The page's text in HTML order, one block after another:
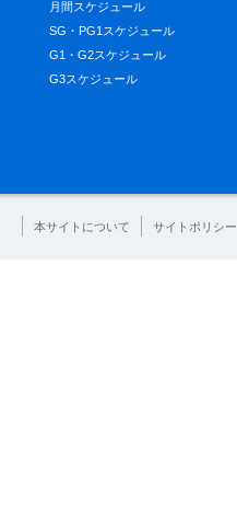
月間スケジュール
SG・PG1スケジュール
G1・G2スケジュール
G3スケジュール
本サイトについて サイトポリシー